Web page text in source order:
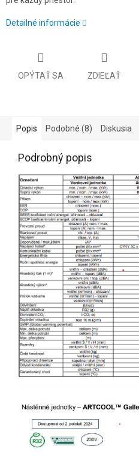
Detailné informácie
OPÝTAŤ SA ZDIEĽAŤ
Popis Podobné (8) Diskusia
Podrobný popis